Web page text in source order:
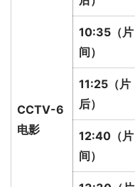
CCTV-6
电影
10:35（片
间）
11:25（片
后）
12:40（片
间）